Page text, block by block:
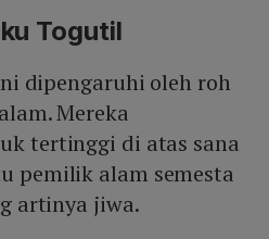
Togutil
dipengaruhi oleh roh
Mereka
tertinggi di atas sana
pemilik alam semesta
artinya jiwa.